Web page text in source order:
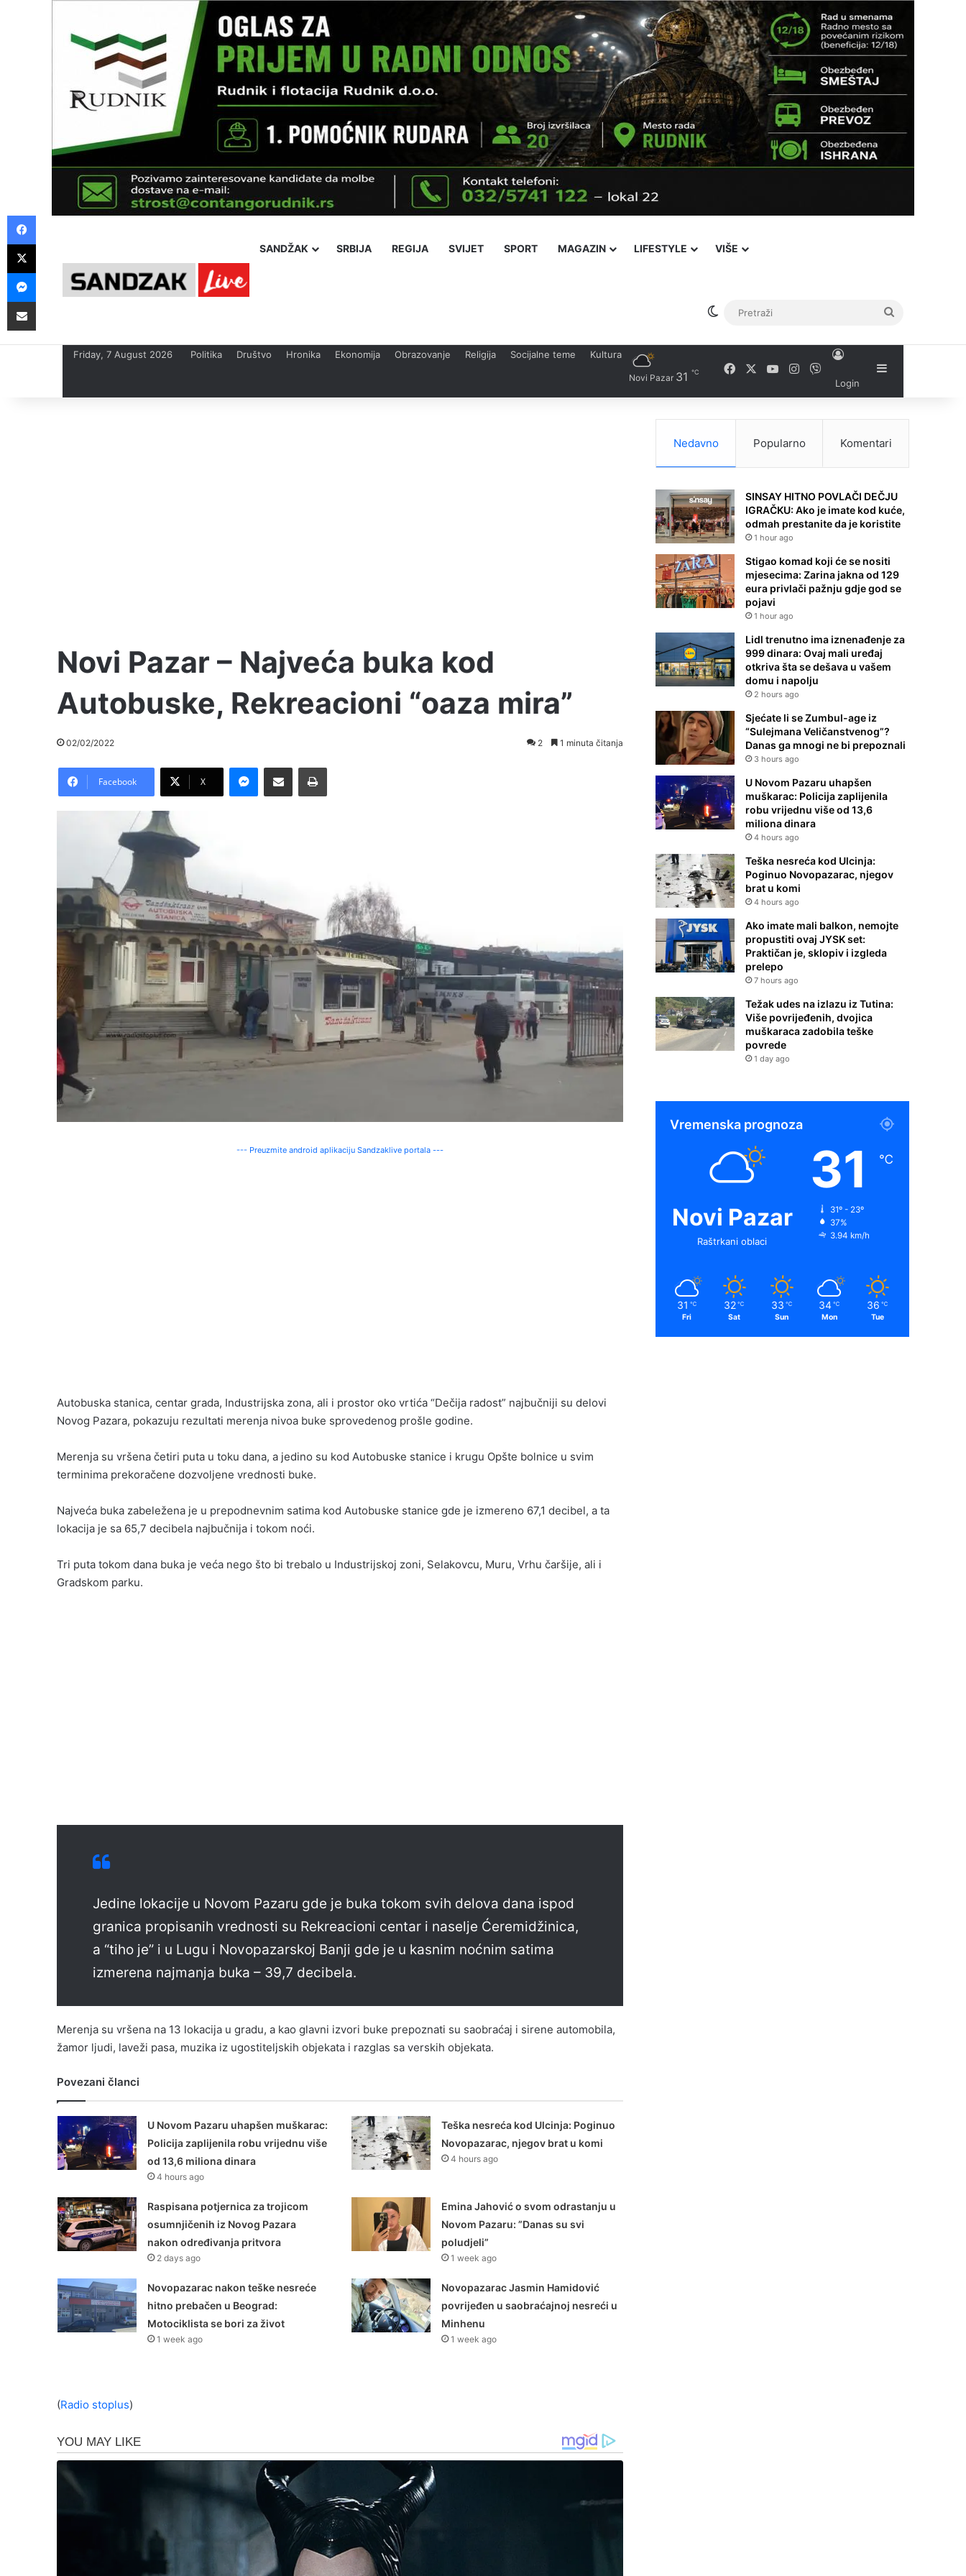
SANDŽAK SRBIJA REGIJA SVIJET SPORT MAGAZIN LIFESTYLE VIŠE
Switch skin
Friday, 7 August 2026 Politika Društvo Hronika Ekonomija Obrazovanje Religija Socijalne teme Kultura
Novi Pazar 31 ℃ FacebookYouTubeInstagram
Viber
Login
Sidebar
Novi Pazar – Najveća buka kod
Autobuske, Rekreacioni “oaza mira”
02/02/2022 2 1 minuta čitanja
Facebook X
Messenger
Pošalji preko E-Maila Printaj
--- Preuzmite android aplikaciju Sandzaklive portala ---
Autobuska stanica, centar grada, Industrijska zona, ali i prostor oko vrtića “Dečija radost” najbučniji su delovi
Novog Pazara, pokazuju rezultati merenja nivoa buke sprovedenog prošle godine.
Merenja su vršena četiri puta u toku dana, a jedino su kod Autobuske stanice i krugu Opšte bolnice u svim
terminima prekoračene dozvoljene vrednosti buke.
Najveća buka zabeležena je u prepodnevnim satima kod Autobuske stanice gde je izmereno 67,1 decibel, a ta
lokacija je sa 65,7 decibela najbučnija i tokom noći.
Tri puta tokom dana buka je veća nego što bi trebalo u Industrijskoj zoni, Selakovcu, Muru, Vrhu čaršije, ali i
Gradskom parku.
Jedine lokacije u Novom Pazaru gde je buka tokom svih delova dana ispod
granica propisanih vrednosti su Rekreacioni centar i naselje Ćeremidžinica,
a “tiho je” i u Lugu i Novopazarskoj Banji gde je u kasnim noćnim satima
izmerena najmanja buka – 39,7 decibela.
Merenja su vršena na 13 lokacija u gradu, a kao glavni izvori buke prepoznati su saobraćaj i sirene automobila,
žamor ljudi, laveži pasa, muzika iz ugostiteljskih objekata i razglas sa verskih objekata.
Povezani članci
U Novom Pazaru uhapšen muškarac:
Policija zaplijenila robu vrijednu više
od 13,6 miliona dinara
4 hours ago
Teška nesreća kod Ulcinja: Poginuo
Novopazarac, njegov brat u komi
4 hours ago
Raspisana potjernica za trojicom
osumnjičenih iz Novog Pazara
nakon određivanja pritvora
2 days ago
Emina Jahović o svom odrastanju u
Novom Pazaru: ”Danas su svi
poludjeli”
1 week ago
Novopazarac nakon teške nesreće
hitno prebačen u Beograd:
Motociklista se bori za život
1 week ago
Novopazarac Jasmin Hamidović
povrijeđen u saobraćajnoj nesreći u
Minhenu
1 week ago
(Radio stoplus)
Nedavno Popularno Komentari
SINSAY HITNO POVLAČI DEČJU
IGRAČKU: Ako je imate kod kuće,
odmah prestanite da je koristite
1 hour ago
Stigao komad koji će se nositi
mjesecima: Zarina jakna od 129
eura privlači pažnju gdje god se
pojavi
1 hour ago
Lidl trenutno ima iznenađenje za
999 dinara: Ovaj mali uređaj
otkriva šta se dešava u vašem
domu i napolju
2 hours ago
Sjećate li se Zumbul-age iz
“Sulejmana Veličanstvenog”?
Danas ga mnogi ne bi prepoznali
3 hours ago
U Novom Pazaru uhapšen
muškarac: Policija zaplijenila
robu vrijednu više od 13,6
miliona dinara
4 hours ago
Teška nesreća kod Ulcinja:
Poginuo Novopazarac, njegov
brat u komi
4 hours ago
Ako imate mali balkon, nemojte
propustiti ovaj JYSK set:
Praktičan je, sklopiv i izgleda
prelepo
7 hours ago
Težak udes na izlazu iz Tutina:
Više povrijeđenih, dvojica
muškaraca zadobila teške
povrede
1 day ago
Vremenska prognoza
Novi Pazar
Raštrkani oblaci
31 ℃
31º - 23º
37%
3.94 km/h
31 ℃
Fri
32 ℃
Sat
33 ℃
Sun
34 ℃
Mon
36 ℃
Tue
Facebook
X
Messenger
Pošalji preko E-Maila